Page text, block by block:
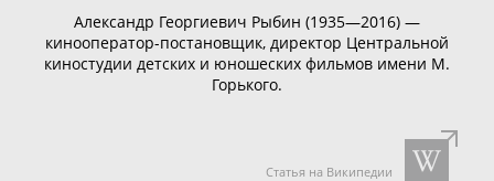
Александр Георгиевич Рыбин (1935—2016) —
кинооператор-постановщик, директор Центральной
киностудии детских и юношеских фильмов имени М.
Горького.
Статья на Википедии